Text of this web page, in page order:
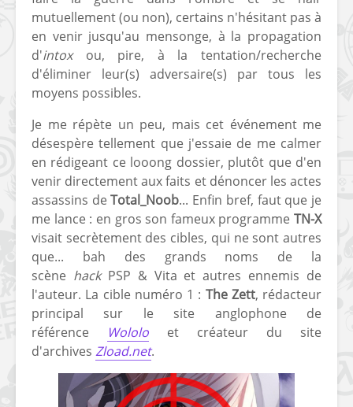
mutuellement (ou non), certains n'hésitant pas à
en venir jusqu'au mensonge, à la propagation
d'intoxou, pire, à la tentation/recherche
d'éliminer leur(s) adversaire(s) par tous les
moyens possibles.
Je me répète un peu, mais cet événement me
désespère tellement que j'essaie de me calmer
en rédigeant ce looong dossier, plutôt que d'en
venir directement aux faits et dénoncer les actes
assassins deTotal_Noob... Enfin bref, faut que je
me lance : en gros son fameux programme TN-X
visait secrètement des cibles, qui ne sont autres
que... bah des grands noms de la
scène hackPSP & Vita et autres ennemis de
l'auteur. La cible numéro 1 : The Zett, rédacteur
principal sur le site anglophone de
référence
Wololo
et créateur du site
d'archives Zload.net.